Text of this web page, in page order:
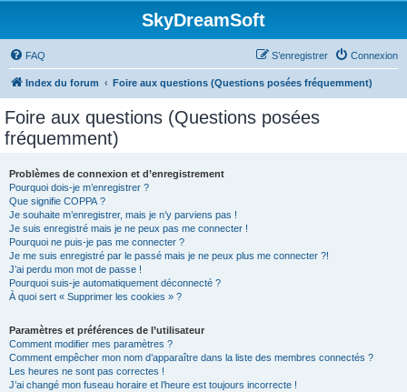
SkyDreamSoft
FAQ Connexion
S’enregistrer
Index du forum Foire aux questions (Questions posées fréquemment)
Foire aux questions (Questions posées
fréquemment)
Problèmes de connexion et d’enregistrement
Pourquoi dois-je m’enregistrer ?
Que signifie COPPA ?
Je souhaite m’enregistrer, mais je n’y parviens pas !
Je suis enregistré mais je ne peux pas me connecter !
Pourquoi ne puis-je pas me connecter ?
Je me suis enregistré par le passé mais je ne peux plus me connecter ?!
J’ai perdu mon mot de passe !
Pourquoi suis-je automatiquement déconnecté ?
À quoi sert « Supprimer les cookies » ?
Paramètres et préférences de l’utilisateur
Comment modifier mes paramètres ?
Comment empêcher mon nom d’apparaître dans la liste des membres connectés ?
Les heures ne sont pas correctes !
J’ai changé mon fuseau horaire et l’heure est toujours incorrecte !